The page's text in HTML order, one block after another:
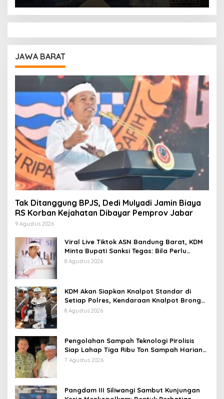
JAWA BARAT
Tak Ditanggung BPJS, Dedi Mulyadi Jamin Biaya
RS Korban Kejahatan Dibayar Pemprov Jabar
9 Agustus 2026
Viral Live Tiktok ASN Bandung Barat, KDM
Minta Bupati Sanksi Tegas: Bila Perlu
Pemberhentian
8 Agustus 2026
KDM Akan Siapkan Knalpot Standar di
Setiap Polres, Kendaraan Knalpot Brong
Tertangkap Langsung Ganti
8 Agustus 2026
Pengolahan Sampah Teknologi Pirolisis
Siap Lahap Tiga Ribu Ton Sampah Harian
Jawa Barat
7 Agustus 2026
Pangdam III Siliwangi Sambut Kunjungan